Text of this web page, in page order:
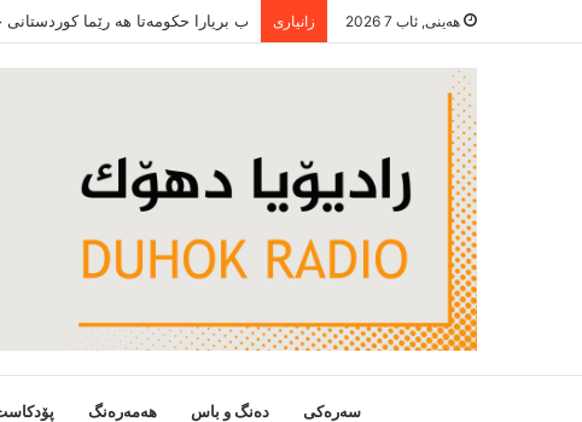
هەینی, ئاب 7 2026 زانیاری ب بریارا حکومەتا ھە رێما
سەرەکی دەنگ و باس هەمەرەنگ